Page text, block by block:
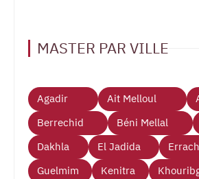
MASTER PAR VILLE
Agadir Ait Melloul
Berrechid
Béni Mellal
Dakhla
El Jadida
Guelmim
Kenitra